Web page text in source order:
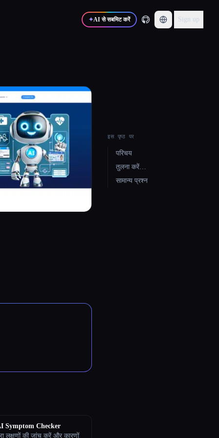
✦AI से सबमिट करें Sign up
Symptom Checker
लक्षणों की जांच करें और कारणों
इस पृष्ठ पर
परिचय
तुलना करें…
सामान्य प्रश्न